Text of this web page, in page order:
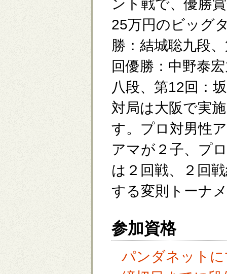
ント戦で、優勝
25万円のビッグ
勝：結城聡九段
回優勝：中野泰
八段、第12回：
対局は大阪で実
す。プロ対男性
アマが２子、プ
は２回戦、２回
する変則トーナ
参加資格
パンダネット